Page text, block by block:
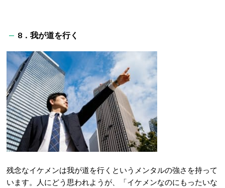
8．我が道を行く
残念なイケメンは我が道を行くというメンタルの強さを持って
います。人にどう思われようが、「イケメンなのにもったいな